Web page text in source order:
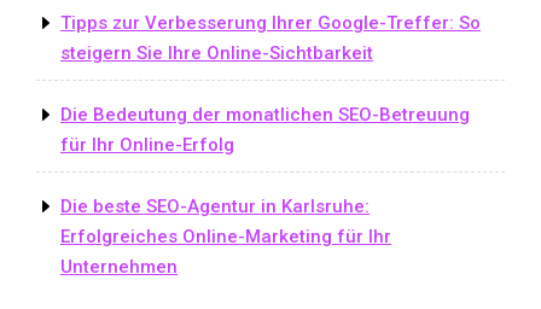
Tipps zur Verbesserung Ihrer Google-Treffer: So
steigern Sie Ihre Online-Sichtbarkeit
Die Bedeutung der monatlichen SEO-Betreuung
für Ihr Online-Erfolg
Die beste SEO-Agentur in Karlsruhe:
Erfolgreiches Online-Marketing für Ihr
Unternehmen